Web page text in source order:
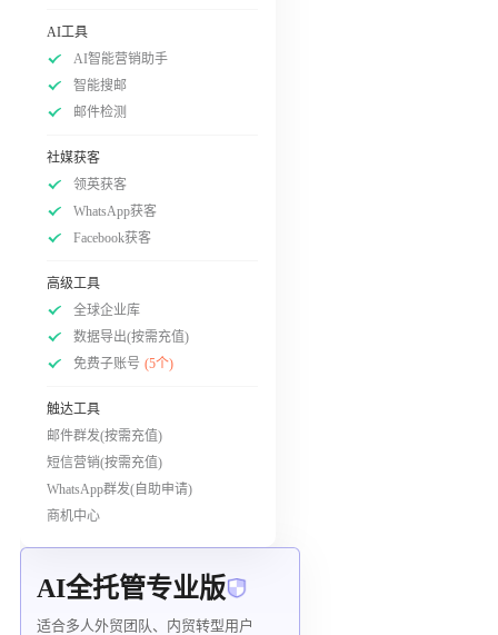
AI工具
AI智能营销助手
智能搜邮
邮件检测
社媒获客
领英获客
WhatsApp获客
Facebook获客
高级工具
全球企业库
数据导出(按需充值)
免费子账号 (5个)
触达工具
邮件群发(按需充值)
短信营销(按需充值)
WhatsApp群发(自助申请)
商机中心
AI全托管专业版
适合多人外贸团队、内贸转型用户